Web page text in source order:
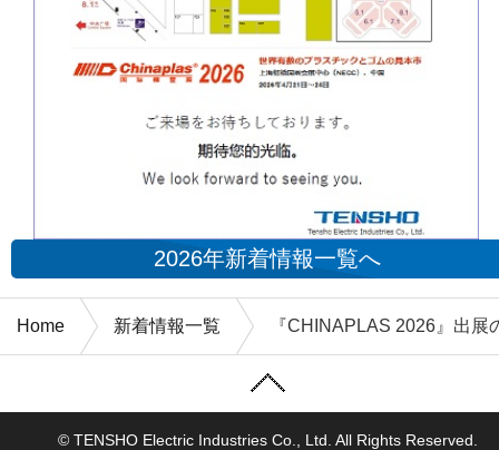
Home 新着情報一覧 『CHINAPLAS 2026』出展
2026年新着情報一覧へ
© TENSHO Electric Industries Co., Ltd. All Rights Reserved.